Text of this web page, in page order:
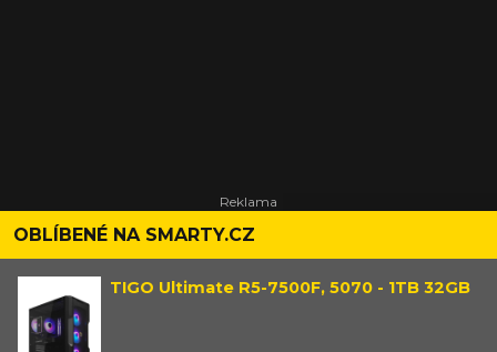
OBLÍBENÉ NA SMARTY.CZ
TIGO Ultimate R5-7500F, 5070 - 1TB 32GB